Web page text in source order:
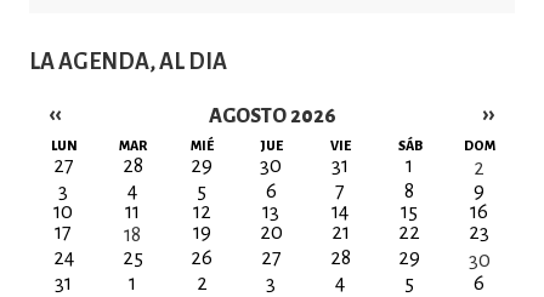
LA AGENDA, AL DIA
AGOSTO 2026
Paginación
‹‹ ››
LUN MAR MIÉ JUE VIE SÁB DOM
27 28 29 30 31 1
2
3
4 5 6 7 8
9
10
11 12 13 14 15
16
17
18 19 20 21 22
23
24
25 26 27 28 29
30
31
1 2 3 4 5 6